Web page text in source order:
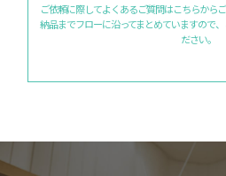
ご依頼に際してよくあるご質問はこちらから
納品までフローに沿ってまとめていますので、
ださい。